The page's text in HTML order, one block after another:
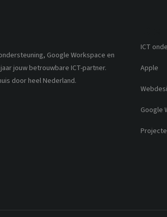
Google Workspace en
jouw betrouwbare ICT-partner.
door heel Nederland.
ICT
Apple
Google